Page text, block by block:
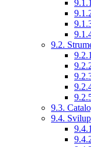
9.2.
9.3.
9.4.